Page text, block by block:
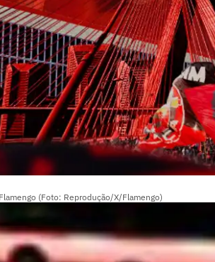
(Foto: Reprodução/X/Flamengo)